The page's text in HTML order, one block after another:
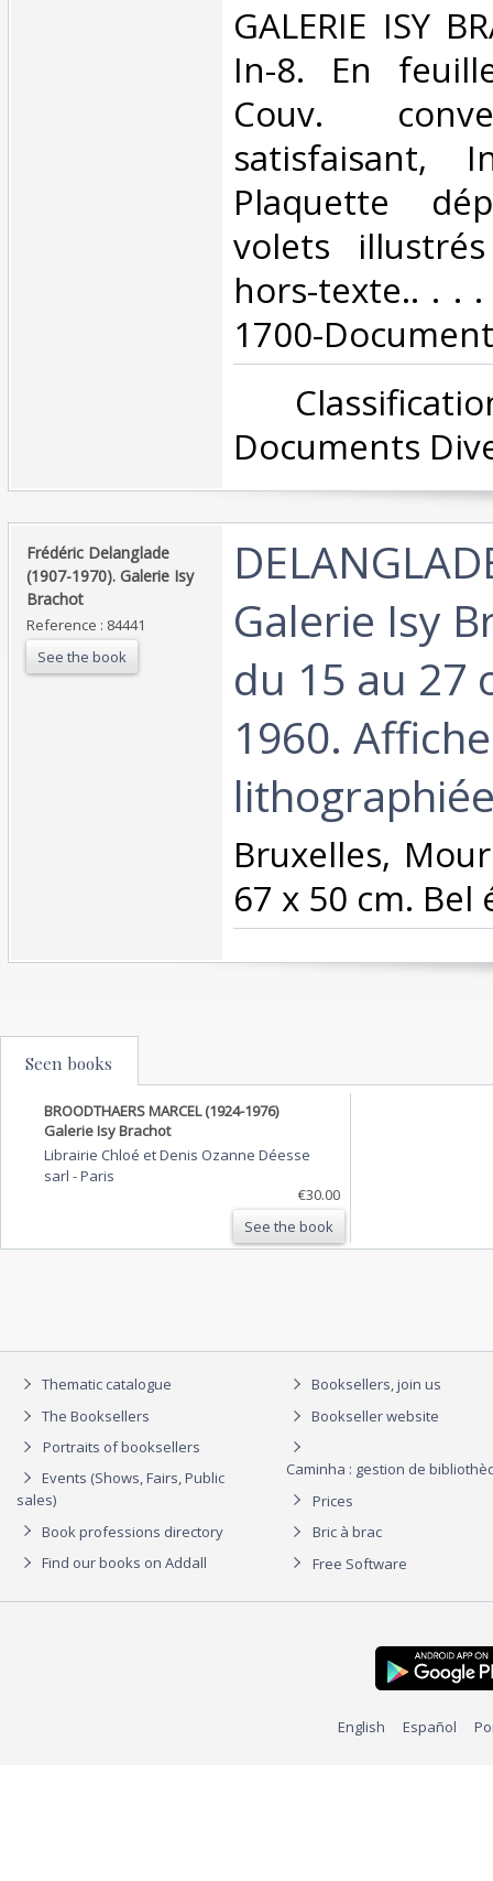
‎GALERIE ISY
In-8. En
Couv.
satisfaisant,
Plaquette
volets
hors-texte.. . .
1700-
Documents
‎Frédéric Delanglade
(1907-1970). Galerie Isy
Brachot‎
Reference : 84441
See the book
Galerie Isy
du 15 au 27
1960. Affiche
‎Bruxelles,
67 x 50 cm. Bel
Seen books
BROODTHAERS MARCEL (1924-1976)
Galerie Isy Brachot
Librairie Chloé et Denis Ozanne Déesse
sarl -Paris
€30.00
See the book
Thematic catalogue
The Booksellers
Portraits of booksellers
Events (Shows, Fairs, Public
sales)
Book professions directory
Find our books on Addall
Booksellers, join us
Bookseller website
Caminha : gestion de
Prices
Bric à brac
Free Software
English Español